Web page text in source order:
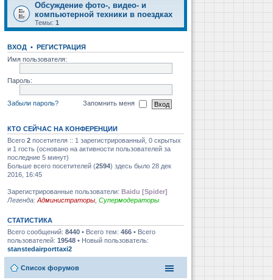
Обсуждение фото-, видео- и
компьютерной техники в поездках
Темы: 1
ВХОД • РЕГИСТРАЦИЯ
Имя пользователя:
Пароль:
Забыли пароль? Запомнить меня
КТО СЕЙЧАС НА КОНФЕРЕНЦИИ
Всего 2 посетителя :: 1 зарегистрированный, 0 скрытых
и 1 гость (основано на активности пользователей за
последние 5 минут)
Больше всего посетителей (2594) здесь было 28 дек
2016, 16:45
Зарегистрированные пользователи: Baidu [Spider]
Легенда: Администраторы Супермодераторы
СТАТИСТИКА
Всего сообщений: 8440 • Всего тем: 466 • Всего
пользователей: 19548 • Новый пользователь:
stanstedairporttaxi2
Список форумов